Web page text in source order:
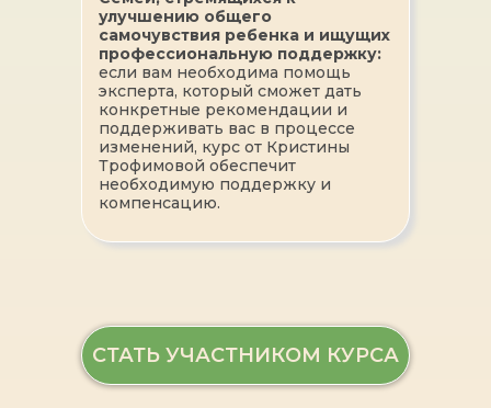
улучшению общего
самочувствия ребенка и ищущих
профессиональную поддержку:
если вам необходима помощь
эксперта, который сможет дать
конкретные рекомендации и
поддерживать вас в процессе
изменений, курс от Кристины
Трофимовой обеспечит
необходимую поддержку и
компенсацию.
СТАТЬ УЧАСТНИКОМ КУРСА